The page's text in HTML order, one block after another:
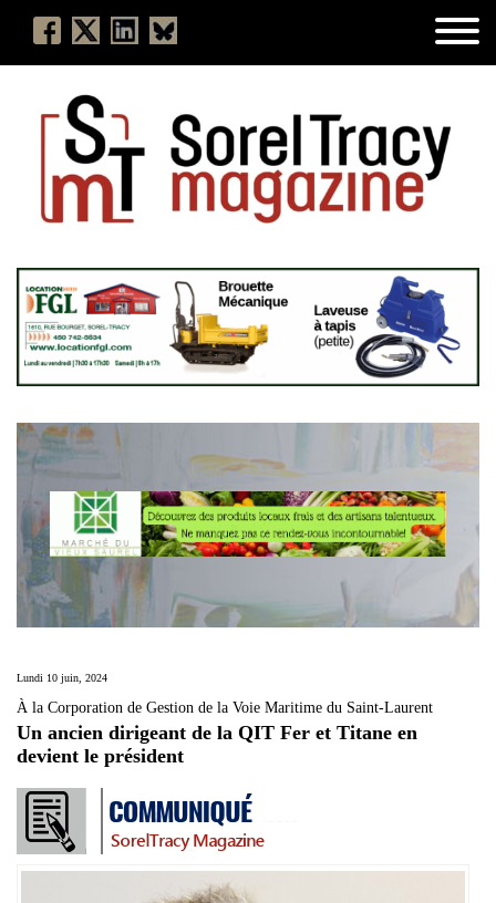
Lundi 10 juin, 2024
À la Corporation de Gestion de la Voie Maritime du Saint-Laurent
Un ancien dirigeant de la QIT Fer et Titane en
devient le président